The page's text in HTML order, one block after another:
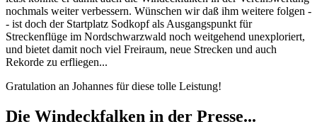
nochmals weiter verbessern. Wünschen wir daß ihm weitere folgen -
- ist doch der Startplatz Sodkopf als Ausgangspunkt für
Streckenflüge im Nordschwarzwald noch weitgehend unexploriert,
und bietet damit noch viel Freiraum, neue Strecken und auch
Rekorde zu erfliegen...
Gratulation an Johannes für diese tolle Leistung!
Die Windeckfalken in der Presse...